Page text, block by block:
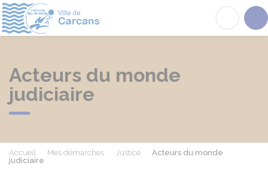
Acteurs du monde
judiciaire
Accueil Mes démarches Justice
Acteurs du monde
judiciaire